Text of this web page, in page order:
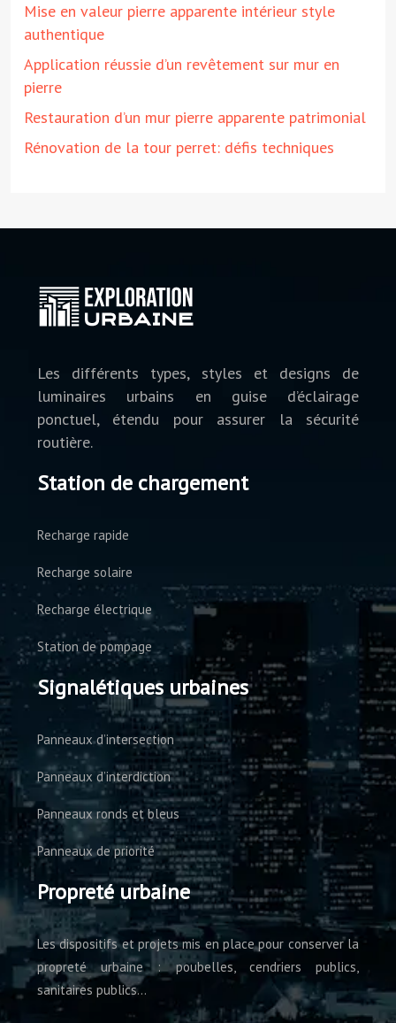
Mise en valeur pierre apparente intérieur style
authentique
Application réussie d’un revêtement sur mur en
pierre
Restauration d’un mur pierre apparente patrimonial
Rénovation de la tour perret: défis techniques
Les différents types, styles et designs de
luminaires urbains en guise d’éclairage
ponctuel, étendu pour assurer la sécurité
routière.
Station de chargement
Recharge rapide
Recharge solaire
Recharge électrique
Station de pompage
Signalétiques urbaines
Panneaux d’intersection
Panneaux d’interdiction
Panneaux ronds et bleus
Panneaux de priorité
Propreté urbaine
Les dispositifs et projets mis en place pour conserver la
propreté urbaine : poubelles, cendriers publics,
sanitaires publics…